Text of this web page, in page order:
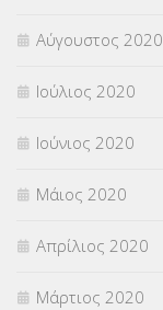
Αύγουστος 2020
Ιούλιος 2020
Ιούνιος 2020
Μάιος 2020
Απρίλιος 2020
Μάρτιος 2020